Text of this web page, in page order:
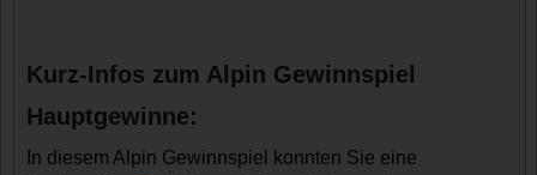
Kurz-Infos zum Alpin Gewinnspiel
Hauptgewinne:
In diesem Alpin Gewinnspiel konnten Sie eine